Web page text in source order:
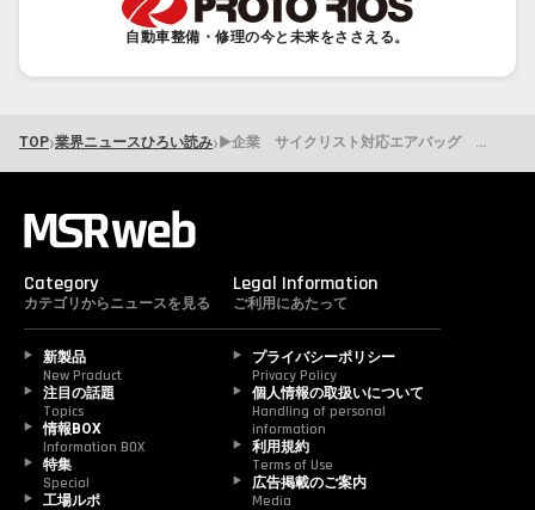
自動車整備・修理の今と未来をささえる。
TOP›業界ニュースひろい読み› ▶企業 サイクリスト対応エアバッグ カーテクノロジーオブザイヤーを受賞
Category
カテゴリからニュースを見る
新製品
New Product
注目の話題
Topics
情報BOX
Information BOX
特集
Special
工場ルポ
Legal Information
ご利用にあたって
プライバシーポリシー
Privacy Policy
個人情報の取扱いについて
Handling of personal
information
利用規約
Terms of Use
広告掲載のご案内
Media